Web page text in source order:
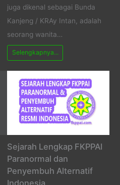
juga dikenal sebagai Bunda
Kanjeng / KRAy Intan, adalah
seorang wanita…
Selengkapnya...
Sejarah Lengkap FKPPAI
Paranormal dan
Penyembuh Alternatif
Indonesia